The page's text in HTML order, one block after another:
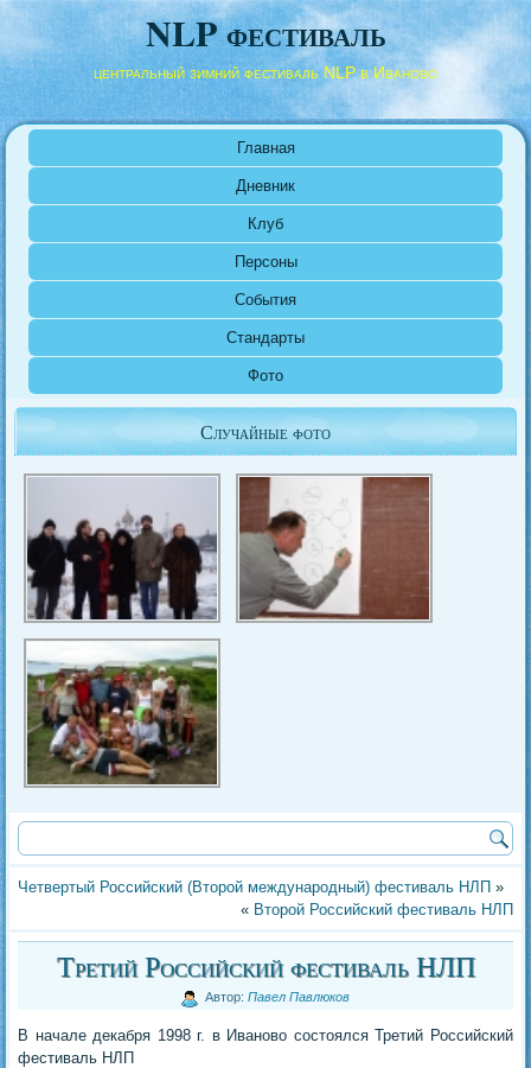
NLP фестиваль
центральный зимний фестиваль NLP в Иваново
Главная
Дневник
Клуб
Персоны
События
Стандарты
Фото
Случайные фото
Четвертый Российский (Второй международный) фестиваль НЛП »
« Второй Российский фестиваль НЛП
Третий Российский фестиваль НЛП
Автор: Павел Павлюков
В начале декабря 1998 г. в Иваново состоялся Третий Российский
фестиваль НЛП